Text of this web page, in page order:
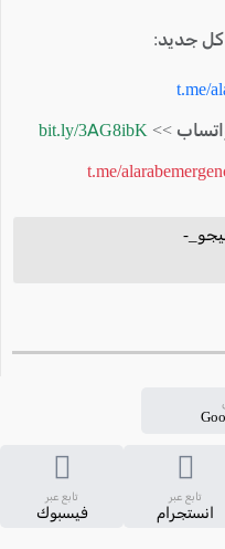
كل جديد:
t.me/
>>
bit.ly/3AG8ibK
t.me/
تابع عبر
انستجرام
تابع عبر
فيسبوك